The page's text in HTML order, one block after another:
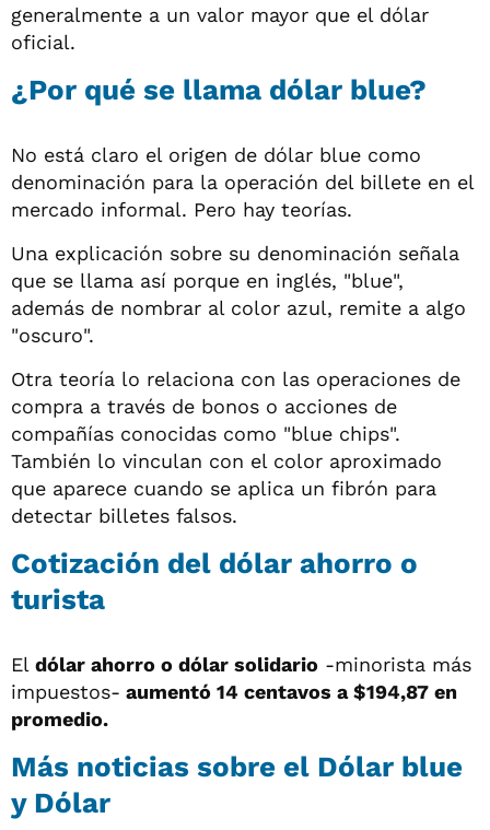
generalmente a un valor mayor que el dólar
oficial.
¿Por qué se llama dólar blue?
No está claro el origen de dólar blue como
denominación para la operación del billete en el
mercado informal. Pero hay teorías.
Una explicación sobre su denominación señala
que se llama así porque en inglés, "blue",
además de nombrar al color azul, remite a algo
"oscuro".
Otra teoría lo relaciona con las operaciones de
compra a través de bonos o acciones de
compañías conocidas como "blue chips".
También lo vinculan con el color aproximado
que aparece cuando se aplica un fibrón para
detectar billetes falsos.
Cotización del dólar ahorro o
turista
El dólar ahorro o dólar solidario -minorista más
impuestos- aumentó 14 centavos a$194,87 en
promedio.
Más noticias sobre el Dólar blue
y Dólar